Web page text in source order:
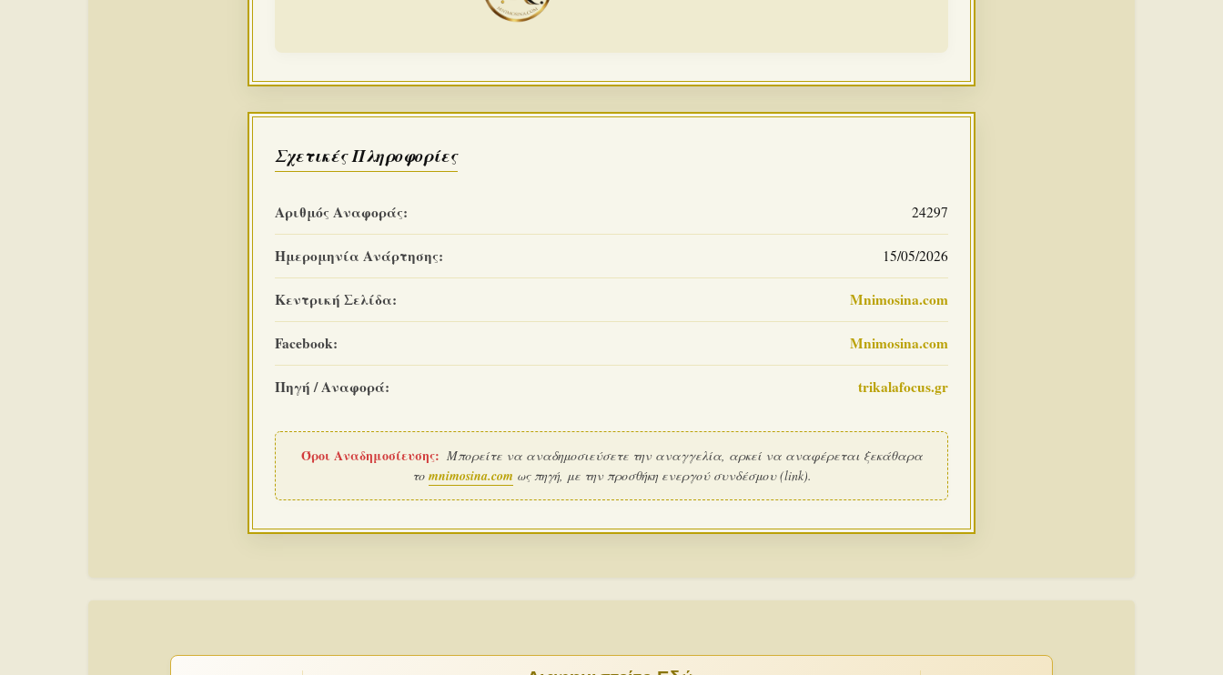
Σχετικές Πληροφορίες
Αριθμός Αναφοράς: 24297
Ημερομηνία Ανάρτησης: 15/05/2026
Κεντρική Σελίδα: Mnimosina.com
Facebook: Mnimosina.com
Πηγή / Αναφορά: trikalafocus.gr
Όροι Αναδημοσίευσης: Μπορείτε να αναδημοσιεύσετε την αναγγελία, αρκεί να αναφέρεται ξεκάθαρα
το mnimosina.com ως πηγή, με την προσθήκη ενεργού συνδέσμου (link).